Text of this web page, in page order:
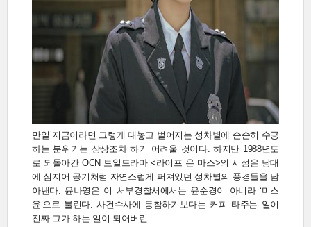
만일 지금이라면 그렇게 대놓고 벌어지는 성차별에 순순히 수긍
하는 분위기는 상상조차 하기 어려울 것이다. 하지만 1988년도
로 되돌아간 OCN 토일드라마 <라이프 온 마스>의 시점은 당대
에 심지어 공기처럼 자연스럽게 퍼져있던 성차별의 풍경들을 담
아낸다. 윤나영은 이 서부경찰서에서는 윤순경이 아니라 ‘미스
윤’으로 불린다. 사건수사에 동참하기보다는 커피 타주는 일이
진짜 그가 하는 일이 되어버린.